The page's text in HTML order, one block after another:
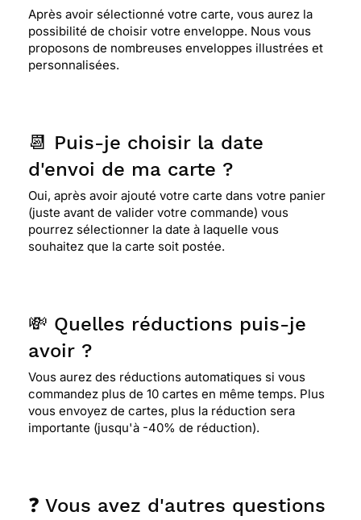
Après avoir sélectionné votre carte, vous aurez la
possibilité de choisir votre enveloppe. Nous vous
proposons de nombreuses enveloppes illustrées et
personnalisées.
📆 Puis-je choisir la date
d'envoi de ma carte ?
Oui, après avoir ajouté votre carte dans votre panier
(juste avant de valider votre commande) vous
pourrez sélectionner la date à laquelle vous
souhaitez que la carte soit postée.
💸 Quelles réductions puis-je
avoir ?
Vous aurez des réductions automatiques si vous
commandez plus de 10 cartes en même temps. Plus
vous envoyez de cartes, plus la réduction sera
importante (jusqu'à -40% de réduction).
❓ Vous avez d'autres questions